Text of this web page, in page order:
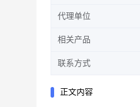
代理单位
相关产品
联系方式
正文内容